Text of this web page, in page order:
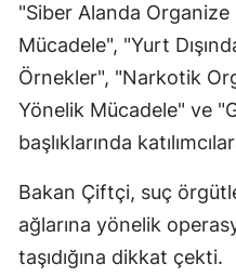
"Siber Alanda
Mücadele", "Yurt
Örnekler", "Narkotik
Yönelik Mücadele" ve
başlıklarında
Bakan Çiftçi, suç
ağlarına yönelik
taşıdığına dikkat çekti.